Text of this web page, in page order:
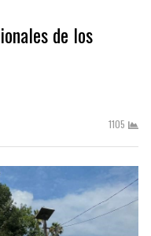
de los
1105